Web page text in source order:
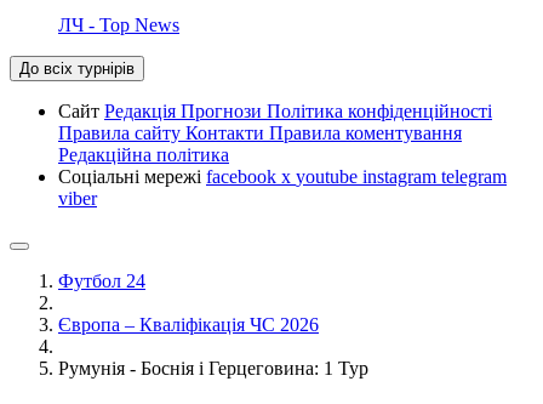
ЛЧ - Top News
До всіх турнірів
Сайт Редакція Прогнози Політика конфіденційності
Правила сайту Контакти Правила коментування
Редакційна політика
Соціальні мережі facebook x youtube instagram telegram
viber
Футбол 24
Європа – Кваліфікація ЧС 2026
Румунія - Боснія і Герцеговина: 1 Тур